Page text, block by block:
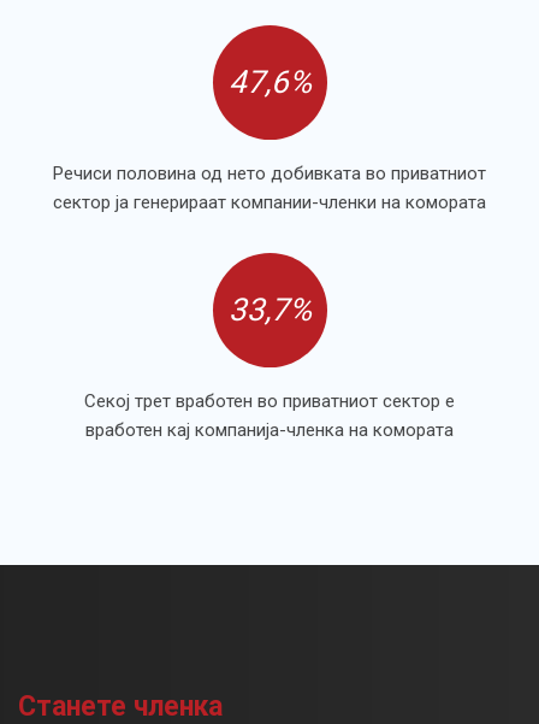
47,6%
Речиси половина од нето добивката во приватниот
сектор ја генерираат компании-членки на комората
33,7%
Секој трет вработен во приватниот сектор е
вработен кај компанија-членка на комората
Станете членка